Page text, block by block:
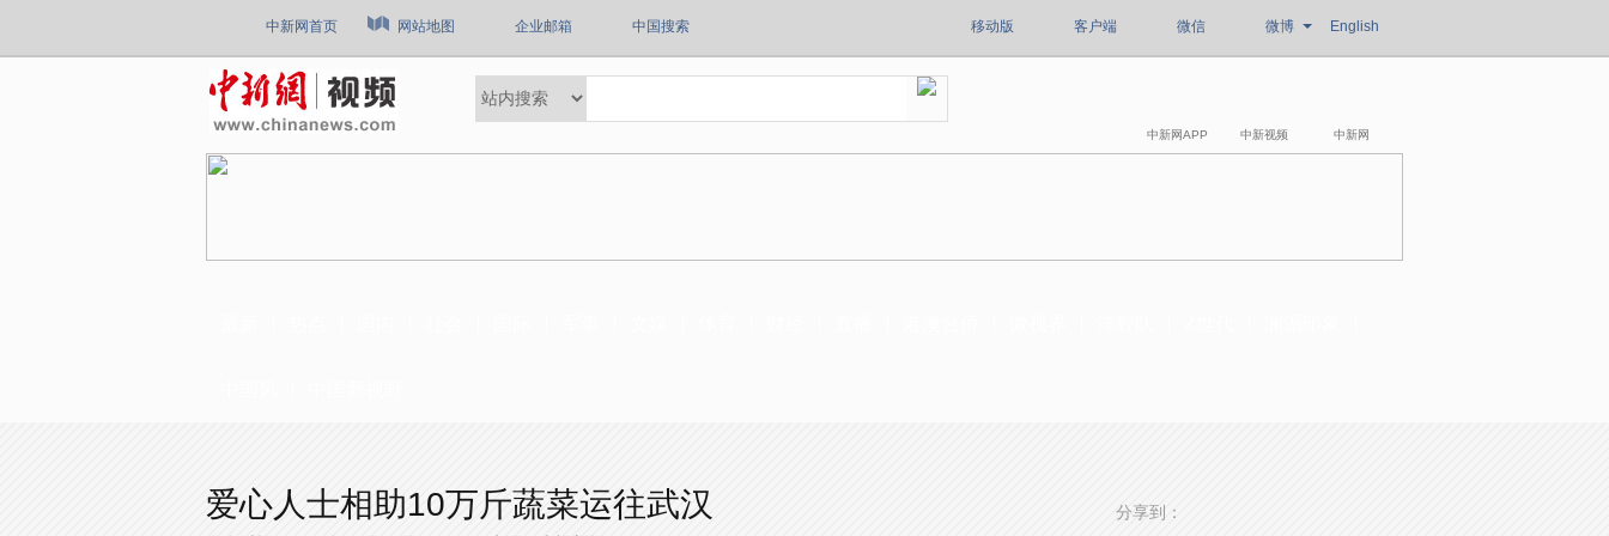
中新网首页 网站地图 企业邮箱 中国搜索 移动版 客户端 微信 微博 English
中新网APP 中新视频 中新网
爱心人士相助10万斤蔬菜运往武汉 分享到：